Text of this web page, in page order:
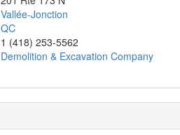
Vallée-Jonction
QC
1 (418) 253-5562
Demolition & Excavation Company